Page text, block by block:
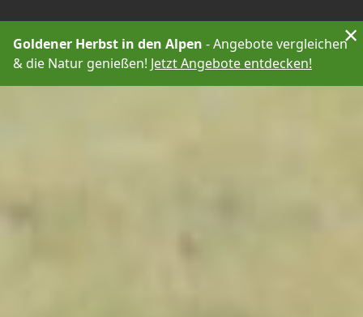
Goldener Herbst in den Alpen - Angebote vergleichen
& die Natur genießen! Jetzt Angebote entdecken!
×